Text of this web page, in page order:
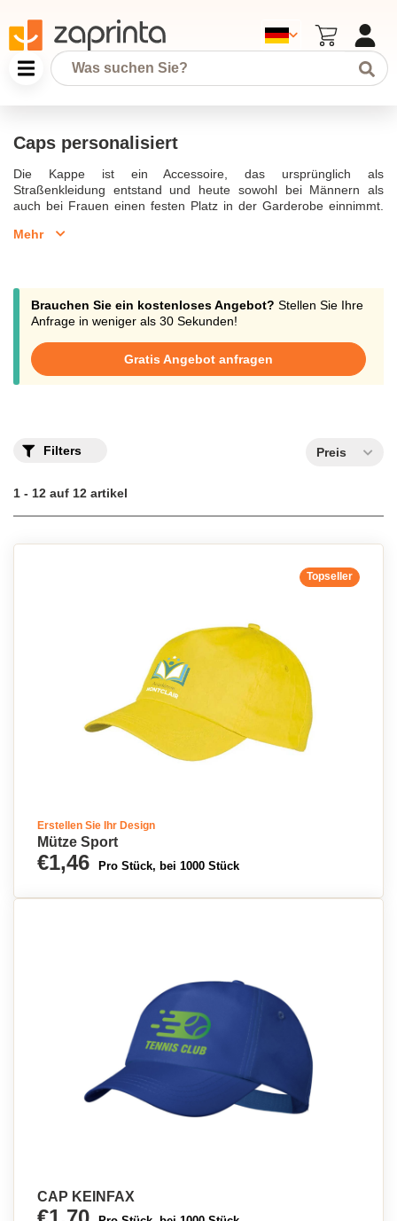
Caps personalisiert
Die Kappe ist ein Accessoire, das ursprünglich als
Straßenkleidung entstand und heute sowohl bei Männern als
auch bei Frauen einen festen Platz in der Garderobe einnimmt.
Kälte und Sonne, ohne dabei Ihren Stil aufzugeben. Entdecken
personalisierte Kappe mit Logostickerei ist ideal zum Tragen in
Gastronomieberufen und wird auch im Alltag gerne gesehen.
Bestellen Sie in kleinen Mengen, bereits ab 10 Produkten, Ihre
Telefon, Chat und E-Mail unter support@zaprinta.com. Starten
Sie jetzt Ihre einfache und schnelle Bestellung.
Mehr
Brauchen Sie ein kostenloses Angebot? Stellen Sie Ihre
Anfrage in weniger als 30 Sekunden!
Gratis Angebot anfragen
Filters Preis
1 - 12 auf 12 artikel
Topseller
Erstellen Sie Ihr Design
Mütze Sport
€1,46 Pro Stück, bei 1000 Stück
CAP KEINFAX